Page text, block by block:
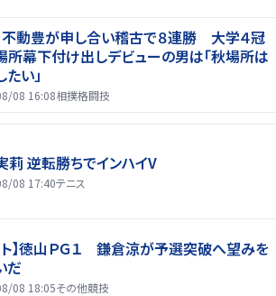
不動豊が申し合い稽古で８連勝 大学４冠
所幕下付け出しデビューの男は「秋場所は
い」
08 16:08相撲格闘技
莉 逆転勝ちでインハイV
08 17:40テニス
ト】徳山ＰＧ１ 鎌倉涼が予選突破へ望みを
だ
08 18:05その他競技